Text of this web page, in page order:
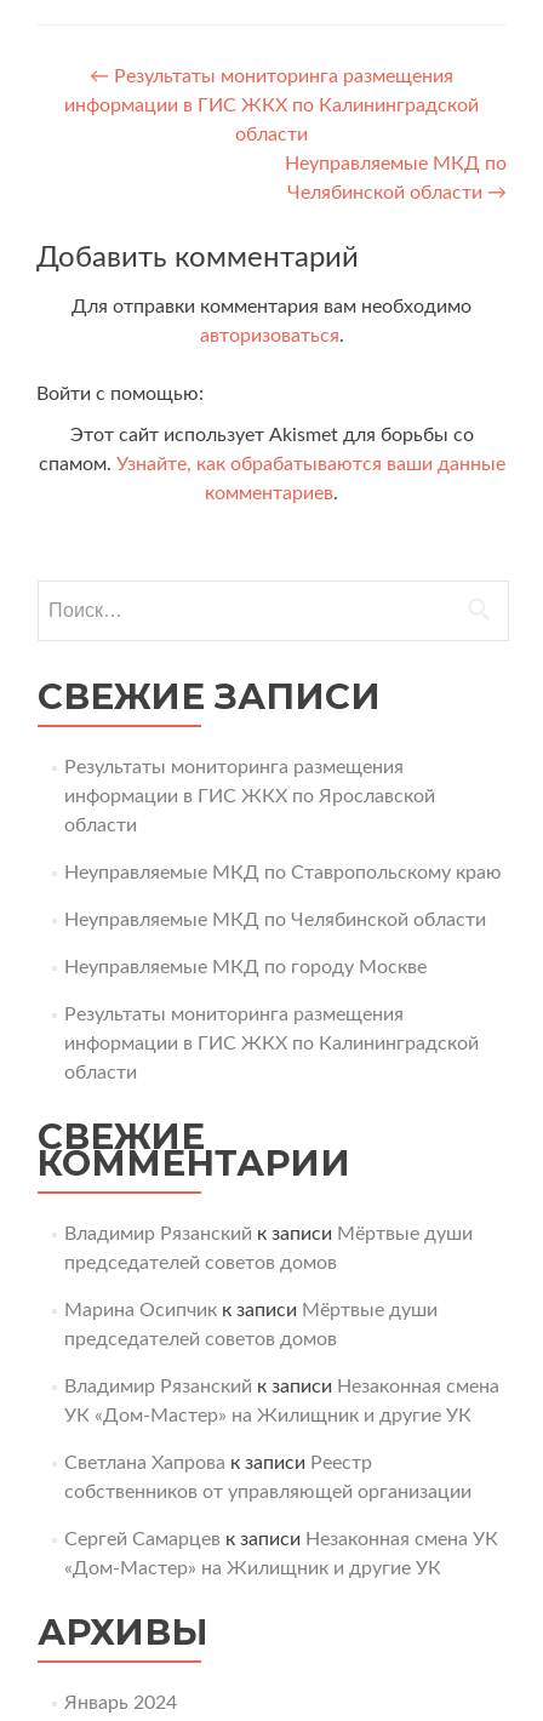
Навигация
по
← Результаты мониторинга размещения
информации в ГИС ЖКХ по Калининградской
области
Неуправляемые МКД по
Челябинской области →
Добавить комментарий
Для отправки комментария вам необходимо
авторизоваться.
Войти с помощью:
Этот сайт использует Akismet для борьбы со
спамом. Узнайте, как обрабатываются ваши данные
комментариев.
СВЕЖИЕ ЗАПИСИ
Результаты мониторинга размещения
информации в ГИС ЖКХ по Ярославской
области
Неуправляемые МКД по Ставропольскому краю
Неуправляемые МКД по Челябинской области
Неуправляемые МКД по городу Москве
Результаты мониторинга размещения
информации в ГИС ЖКХ по Калининградской
области
СВЕЖИЕ
КОММЕНТАРИИ
Владимир Рязанский к записи Мёртвые души
председателей советов домов
Марина Осипчикк записи Мёртвые души
председателей советов домов
Владимир Рязанский к записи Незаконная смена
УК «Дом-Мастер» на Жилищник и другие УК
Светлана Хапрова к записи Реестр
собственников от управляющей организации
Сергей Самарцевк записи Незаконная смена УК
«Дом-Мастер» на Жилищник и другие УК
АРХИВЫ
Январь 2024